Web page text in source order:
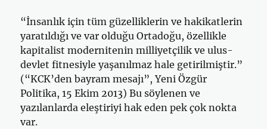
“İnsanlık için tüm güzelliklerin ve hakikatlerin
yaratıldığı ve var olduğu Ortadoğu, özellikle
kapitalist modernitenin milliyetçilik ve ulus-
devlet fitnesiyle yaşanılmaz hale getirilmiştir.”
(“KCK’den bayram mesajı”, Yeni Özgür
Politika, 15 Ekim 2013) Bu söylenen ve
yazılanlarda eleştiriyi hak eden pek çok nokta
var.